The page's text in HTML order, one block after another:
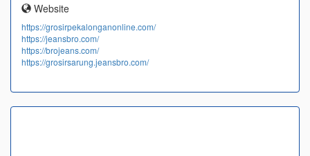
Website
https://grosirpekalonganonline.com/
https://jeansbro.com/
https://brojeans.com/
https://grosirsarung.jeansbro.com/